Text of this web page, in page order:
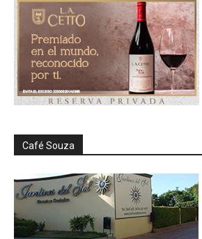
Café Souza